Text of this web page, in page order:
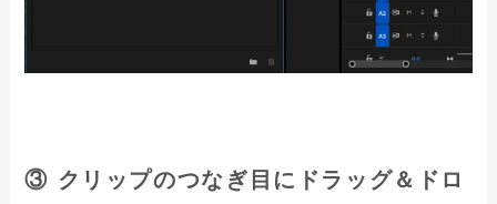
③ クリップのつなぎ目にドラッグ＆ドロ